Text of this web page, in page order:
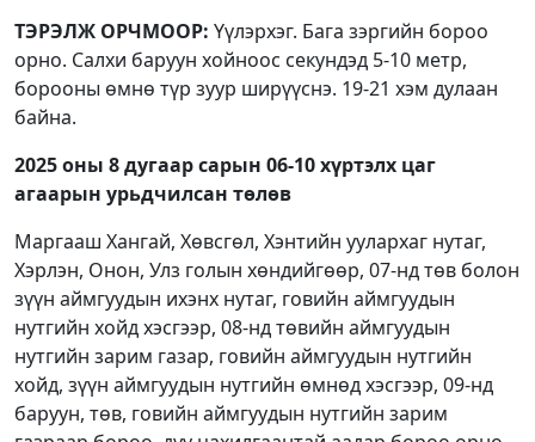
ТЭРЭЛЖ ОРЧМООР: Үүлэрхэг. Бага зэргийн бороо
орно. Салхи баруун хойноос секундэд 5-10 метр,
борооны өмнө түр зуур ширүүснэ. 19-21 хэм дулаан
байна.
2025 оны 8 дугаар сарын 06-10 хүртэлх цаг
агаарын урьдчилсан төлөв
Маргааш Хангай, Хөвсгөл, Хэнтийн уулархаг нутаг,
Хэрлэн, Онон, Улз голын хөндийгөөр, 07-нд төв болон
зүүн аймгуудын ихэнх нутаг, говийн аймгуудын
нутгийн хойд хэсгээр, 08-нд төвийн аймгуудын
нутгийн зарим газар, говийн аймгуудын нутгийн
хойд, зүүн аймгуудын нутгийн өмнөд хэсгээр, 09-нд
баруун, төв, говийн аймгуудын нутгийн зарим